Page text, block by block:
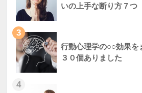
いの上手な断り方７つ
3
行動心理学の○○効果を
３０個ありました
4